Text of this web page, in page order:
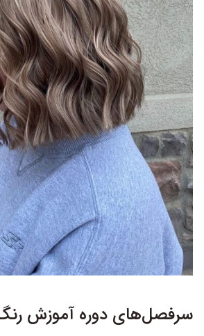
سرفصل‌های دوره آموزش